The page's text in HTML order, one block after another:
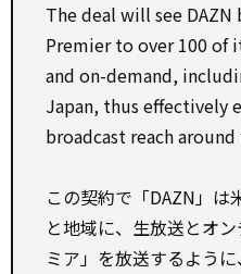
The deal will see DAZN
Premier to over 100
and on-demand,
Japan, thus effectively
broadcast reach
この契約で「DAZN」は
と地域に、生放送とオ
ミア」を放送するよう